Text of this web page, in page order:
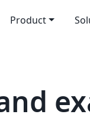
Product